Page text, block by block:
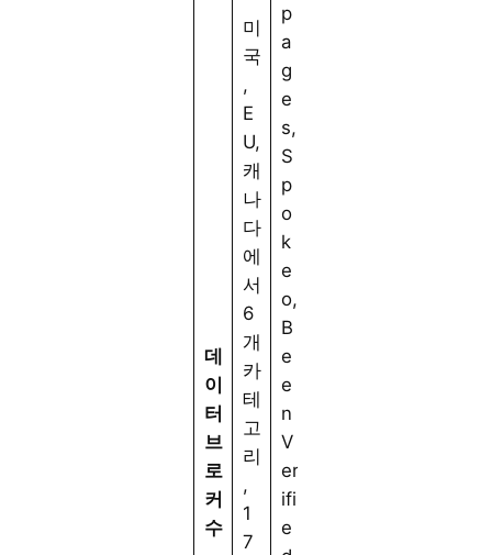
데
이
터
브
로
커
수
미
국
,
E
U,
캐
나
다
에
서
6
개
카
테
고
리
,
1
7
p
a
g
e
s,
S
p
o
k
e
o,
B
e
e
n
V
er
ifi
e